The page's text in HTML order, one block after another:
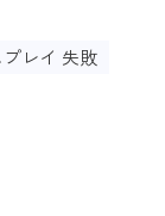
レイ 失敗